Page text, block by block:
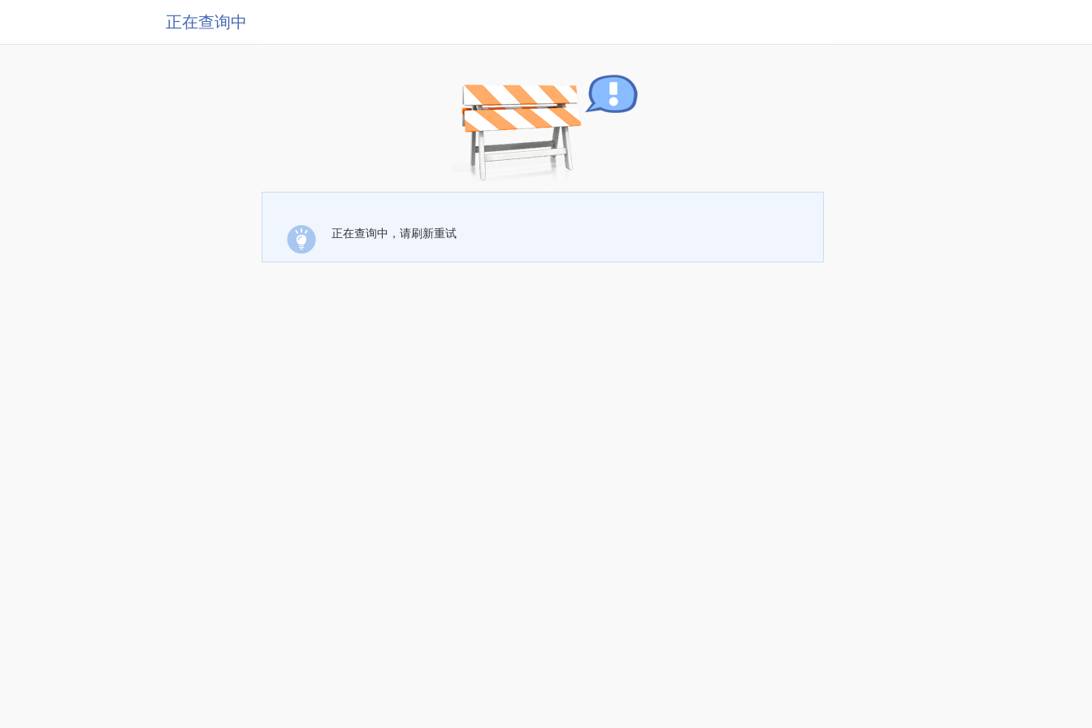
正在查询中
正在查询中，请刷新重试